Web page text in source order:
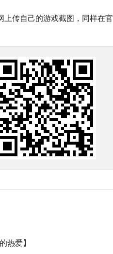
上传自己的游戏截图，同样在官
热爱】